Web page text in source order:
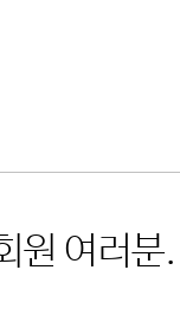
원 여러분.